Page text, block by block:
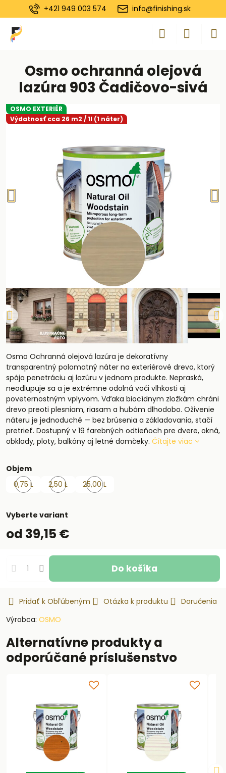
+421 949 003 574 info@finishing.sk
OSMO EXTERIÉR
Výdatnosť cca 26 m2 / 1l (1 náter)
Osmo ochranná olejová
lazúra 903 Čadičovo-sivá
Osmo Ochranná olejová lazúra je dekoratívny
transparentný polomatný náter na exteriérové drevo, ktorý
spája penetráciu aj lazúru v jednom produkte. Nepraská,
neodlupuje sa a je extrémne odolná voči vlhkosti aj
poveternostným vplyvom. Vďaka biocídnym zložkám chráni
drevo preoti plesniam, riasam a hubám dlhodobo. Oživenie
náteru je jednoduché — bez brúsenia a základovania, stačí
pretrieť. Dostupný v 19 farebných odtieňoch pre dvere, okná,
obklady, ploty, balkóny aj letné domčeky. Čítajte viac
Objem
0,75 L
6
2,50 L
25,00 L
Vyberte variant
od 39,15 €
Do košíka
Pridať k Obľúbeným Otázka k produktu
Doručenia
Výrobca: OSMO
Alternatívne produkty a
odporúčané príslušenstvo